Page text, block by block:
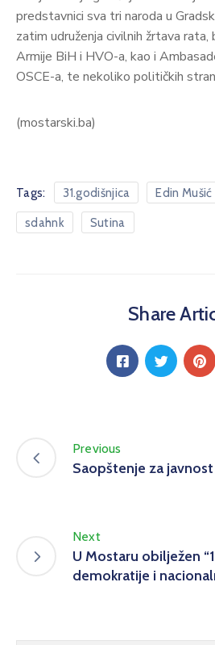
predstavnici sva tri naroda u
zatim udruženja civilnih žrtava rata,
Armije BiH i HVO-a, kao i
OSCE-a, te nekoliko političkih
(mostarski.ba)
Tags: 31.godišnjica Edin Mušić
sdahnk Sutina
Share
Previous
Saopštenje za javnost
Next
U Mostaru obilježen
demokratije i